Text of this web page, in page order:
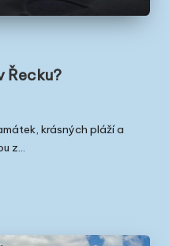
Řecku?
krásných pláží a
z…